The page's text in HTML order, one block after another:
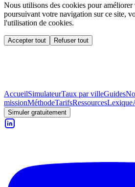
Nous utilisons des cookies pour améliorer
poursuivant votre navigation sur ce site,
l'utilisation de cookies.
Accepter tout Refuser tout
AccueilSimulateurTaux par villeGuides
missionMéthodeTarifsRessourcesLexique
Simuler gratuitement